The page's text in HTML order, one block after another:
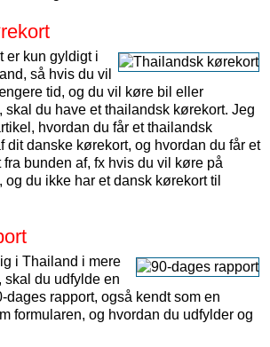
er kun gyldigt i
så hvis du vil
tid, og du vil køre bil eller
skal du have et thailandsk kørekort. Jeg
hvordan du får et thailandsk
dit danske kørekort, og hvordan du får et
bunden af, fx hvis du vil køre på
du ikke har et dansk kørekort til
i Thailand i mere
du udfylde en
dages rapport, også kendt som en
formularen, og hvordan du udfylder og